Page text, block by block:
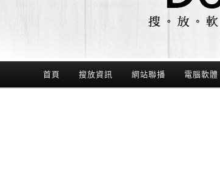
Main Menu
首頁 搜放資訊 網站聯播 電腦軟體